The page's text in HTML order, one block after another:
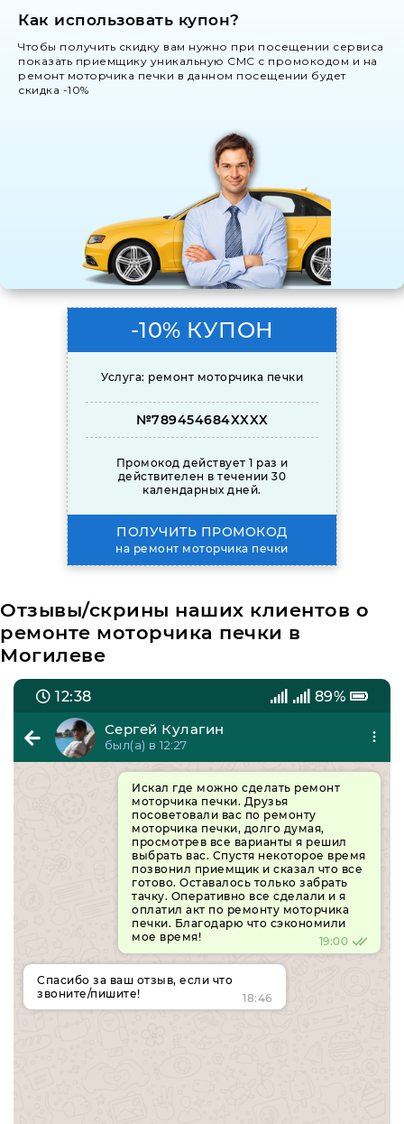
Как использовать купон?
Чтобы получить скидку вам нужно при посещении сервиса
показать приемщику уникальную СМС с промокодом и на
ремонт моторчика печки в данном посещении будет
скидка -10%
-10% КУПОН
Услуга: ремонт моторчика печки
№789454684XXXX
Промокод действует 1 раз и
действителен в течении 30
календарных дней.
ПОЛУЧИТЬ ПРОМОКОД
на ремонт моторчика печки
Отзывы/скрины наших клиентов о
ремонте моторчика печки в
Могилеве
12:38
89%
Сергей Кулагин
был(а) в 12:27
Искал где можно сделать ремонт
моторчика печки. Друзья
посоветовали вас по ремонту
моторчика печки, долго думая,
просмотрев все варианты я решил
выбрать вас. Спустя некоторое время
позвонил приемщик и сказал что все
готово. Оставалось только забрать
тачку. Оперативно все сделали и я
оплатил акт по ремонту моторчика
печки. Благодарю что сэкономили
мое время!
19:00
Спасибо за ваш отзыв, если что
звоните/пишите!
18:46